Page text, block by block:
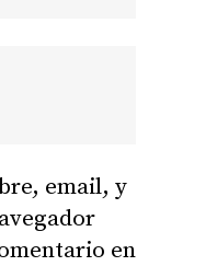
email, y
en